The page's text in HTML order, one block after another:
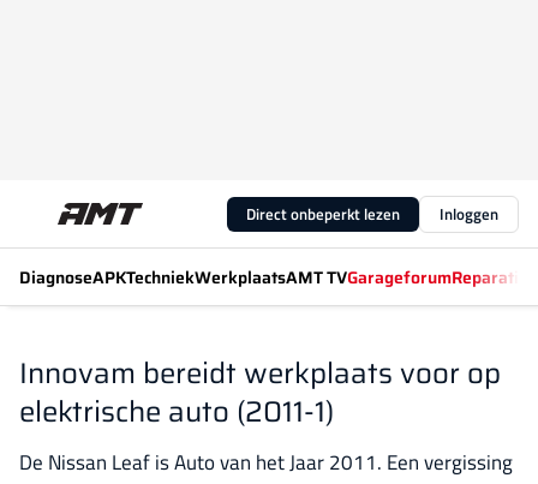
Direct onbeperkt lezen Inloggen
DiagnoseAPKTechniekWerkplaatsAMT TVGarageforum
Innovam bereidt werkplaats voor op
elektrische auto (2011-1)
De Nissan Leaf is Auto van het Jaar 2011. Een vergissing